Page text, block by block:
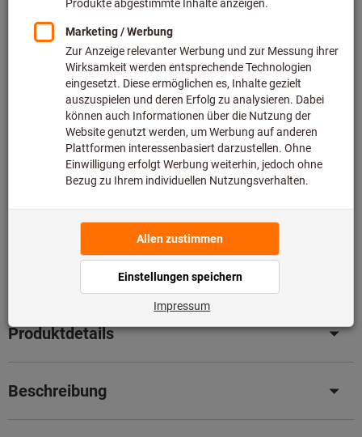
Voraussichtliche Lieferzeit: 2-3 Wochen
Bitte beachten Sie die Lieferzeit und eingeschränkte
Beratung:
Diesen Artikel bestellen wir für Sie direkt beim Hersteller,
da er nicht Bestandteil unseres Hauptsortiments ist und
somit nicht bei uns auf Lager liegt.Infos
jetzt ganz einfach Ihre Kosten mit unserem
professionellen Nachschleifservice.
Artikel teilen
Produktdetails
Beschreibung